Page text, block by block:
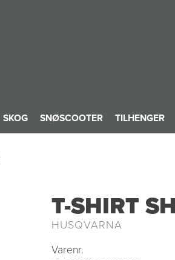
SKOG SNØSCOOTER TILHENGER
T-SHIRT
HUSQVARNA
Varenr.